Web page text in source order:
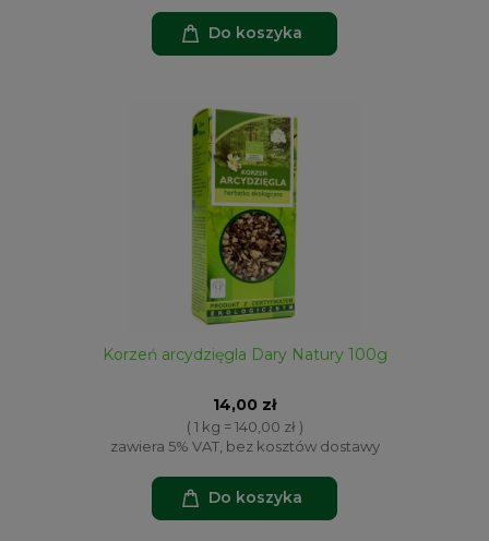
Do koszyka
Korzeń arcydzięgla Dary Natury 100g
14,00 zł
( 1 kg = 140,00 zł )
zawiera 5% VAT, bez kosztów dostawy
Do koszyka